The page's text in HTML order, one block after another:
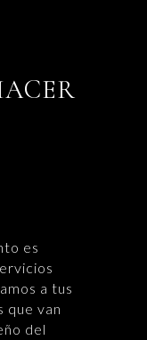
es
a tus
que van
del